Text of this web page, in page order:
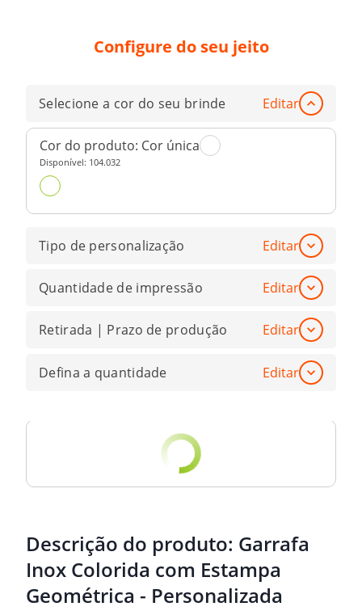
Configure do seu jeito
Selecione a cor do seu brinde Editar
Cor do produto: Cor única
Disponível: 104.032
Tipo de personalização Editar
Quantidade de impressão Editar
Retirada | Prazo de produção Editar
Defina a quantidade Editar
Descrição do produto: Garrafa
Inox Colorida com Estampa
Geométrica - Personalizada